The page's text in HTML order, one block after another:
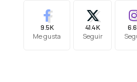
9.5K
Me gusta
41.4K
Seguir